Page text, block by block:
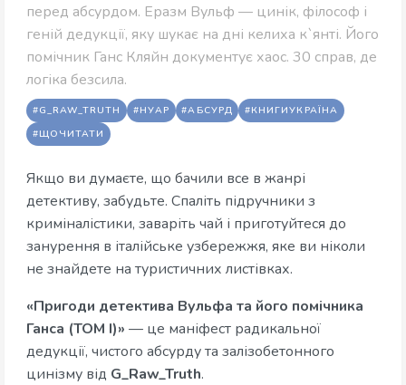
перед абсурдом. Еразм Вульф — цинік, філософ і
геній дедукції, яку шукає на дні келиха к`янті. Його
помічник Ганс Кляйн документує хаос. 30 справ, де
логіка безсила.
#G_RAW_TRUTH #НУАР #АБСУРД
#КНИГИУКРАЇНА
#ЩОЧИТАТИ
Якщо ви думаєте, що бачили все в жанрі
детективу, забудьте. Спаліть підручники з
криміналістики, заваріть чай і приготуйтеся до
занурення в італійське узбережжя, яке ви ніколи
не знайдете на туристичних листівках.
«Пригоди детектива Вульфа та його помічника
Ганса (ТОМ І)» — це маніфест радикальної
дедукції, чистого абсурду та залізобетонного
цинізму від G_Raw_Truth.